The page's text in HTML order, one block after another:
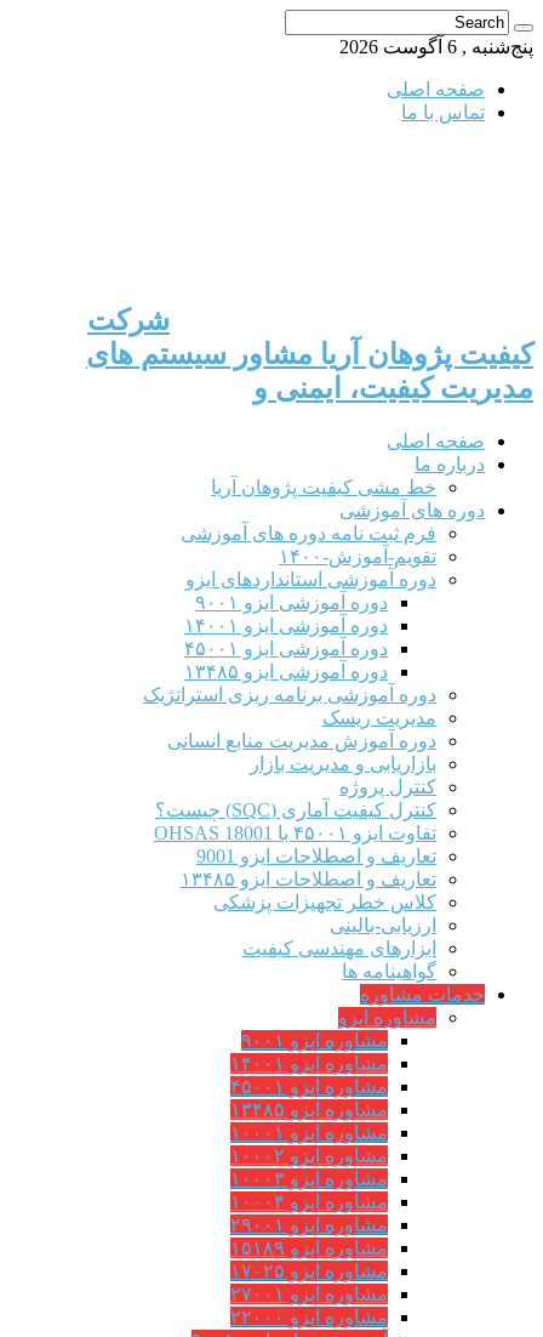
پنج‌شنبه , 6 آگوست 2026
صفحه اصلی
تماس با ما
شرکت
کیفیت پژوهان آریا مشاور سیستم های
مدیریت کیفیت، ایمنی و
صفحه اصلی
درباره ما
خط مشی کیفیت پژوهان آریا
دوره های آموزشی
فرم ثبت نامه دوره های آموزشی
تقویم-آموزش-۱۴۰۰
دوره آموزشی استانداردهای ایزو
دوره آموزشی ایزو ۹۰۰۱
دوره آموزشی ایزو ۱۴۰۰۱
دوره آموزشی ایزو ۴۵۰۰۱
دوره آموزشی ایزو ۱۳۴۸۵
دوره آموزشی برنامه ریزی استراتژیک
مدیریت ریسک
دوره آموزش مدیریت منابع انسانی
بازاریابی و مدیریت بازار
کنترل پروژه
کنترل کیفیت آماری (SQC) چیست؟
تفاوت ایزو ۴۵۰۰۱ با OHSAS 18001
تعاریف و اصطلاحات ایزو 9001
تعاریف و اصطلاحات ایزو ۱۳۴۸۵
کلاس خطر تجهیزات پزشکی
ارزیابی-بالینی
ابزارهای مهندسی کیفیت
گواهینامه ها
خدمات مشاوره
مشاوره ایزو
مشاوره ایزو ۹۰۰۱
مشاوره ایزو ۱۴۰۰۱
مشاوره ایزو ۴۵۰۰۱
مشاوره ایزو ۱۳۴۸۵
مشاوره ایزو ۱۰۰۰۱
مشاوره ایزو ۱۰۰۰۲
مشاوره ایزو ۱۰۰۰۳
مشاوره ایزو ۱۰۰۰۴
مشاوره ایزو ۲۹۰۰۱
مشاوره ایزو ۱۵۱۸۹
مشاوره ایزو ۱۷۰۲۵
مشاوره ایزو ۲۷۰۰۱
مشاوره ایزو ۲۲۰۰۰